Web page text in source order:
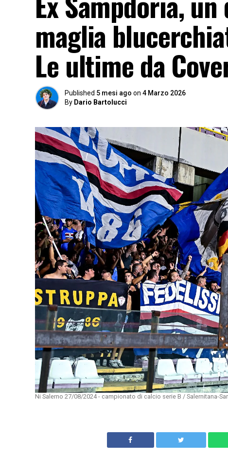
maglia
Le ultime da
Published 5 mesi ago on 4 Marzo 2026
By Dario Bartolucci
Ni Salerno 27/08/2024 - campionato di calcio serie B / Salernitana-